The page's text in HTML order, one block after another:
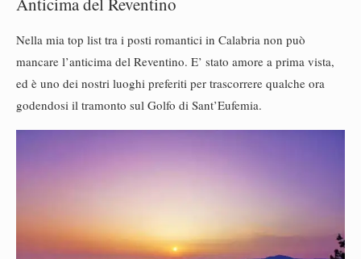
Nella mia top list tra i posti romantici in Calabria non può
mancare l’anticima del Reventino. E’ stato amore a prima vista,
ed è uno dei nostri luoghi preferiti per trascorrere qualche ora
godendosi il tramonto sul Golfo di Sant’Eufemia.